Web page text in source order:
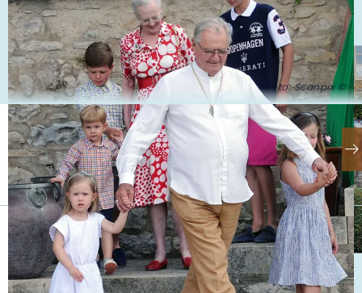
Foto: Scanpix ©
Se også